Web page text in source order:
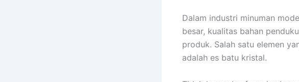
Dalam industri minuman
besar, kualitas bahan
produk. Salah satu elemen
adalah es batu kristal.